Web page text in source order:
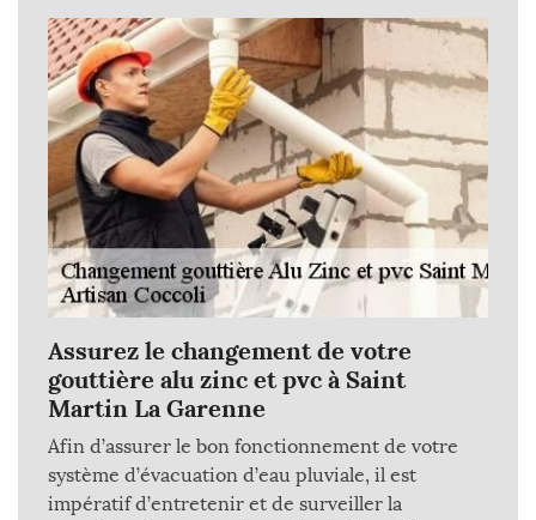
Assurez le changement de votre
gouttière alu zinc et pvc à Saint
Martin La Garenne
Afin d’assurer le bon fonctionnement de votre
système d’évacuation d’eau pluviale, il est
impératif d’entretenir et de surveiller la